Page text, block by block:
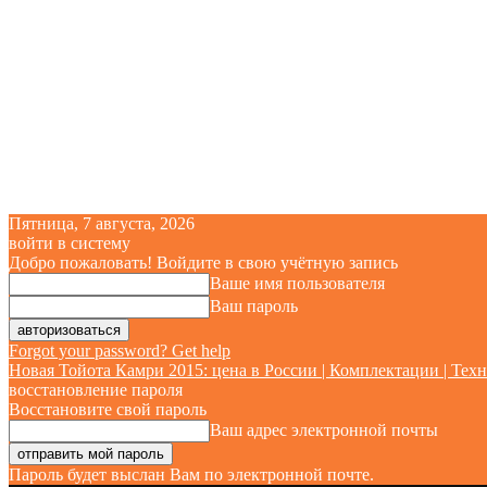
Пятница, 7 августа, 2026
войти в систему
Добро пожаловать! Войдите в свою учётную запись
Ваше имя пользователя
Ваш пароль
Forgot your password? Get help
Новая Тойота Камри 2015: цена в России | Комплектации |
восстановление пароля
Восстановите свой пароль
Ваш адрес электронной почты
Пароль будет выслан Вам по электронной почте.